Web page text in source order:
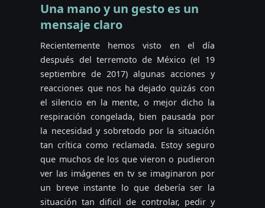
Una mano y un gesto es un
mensaje claro
Recientemente hemos visto en el día
después del terremoto de México (el 19
septiembre de 2017) algunas acciones y
reacciones que nos ha dejado quizás con
el silencio en la mente, o mejor dicho la
respiración congelada, bien pausada por
la necesidad y sobretodo por la situación
tan crítica como reclamada. Estoy seguro
que muchos de los que vieron o pudieron
ver las imágenes en tv se imaginaron por
un breve instante lo que debería ser la
situación tan dificil de controlar, pedir y